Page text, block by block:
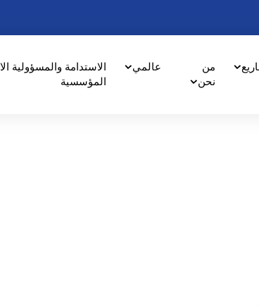
من
نحن
عالمي
الاستدامة والمسؤولية
المؤسسية